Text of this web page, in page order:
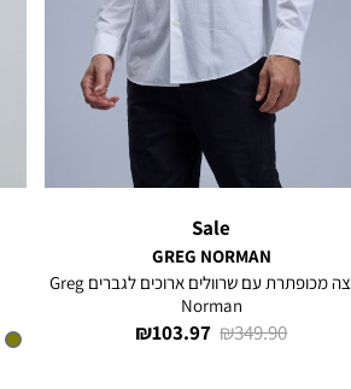
Sale
GREG NORMAN
חולצה מכופתרת עם שרוולים ארוכים לגברים Greg
Norman
מחיר
103.97 ₪
מחיר
349.90 ₪